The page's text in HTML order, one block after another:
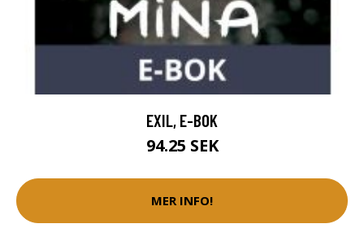
EXIL, E-BOK
94.25 SEK
MER INFO!